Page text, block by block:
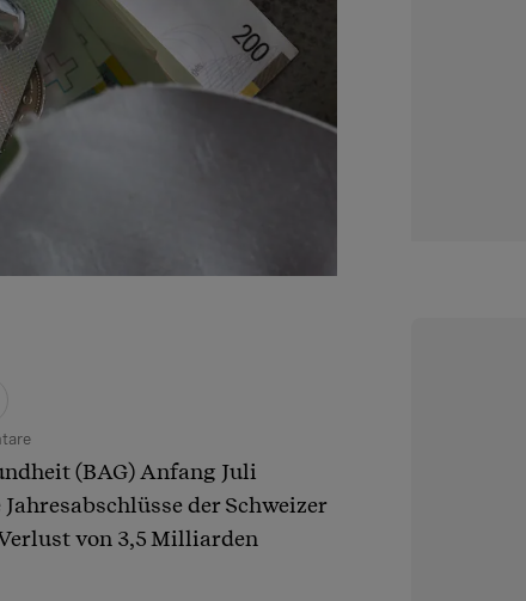
(BAG) Anfang Juli
der Schweizer
von 3,5 Milliarden